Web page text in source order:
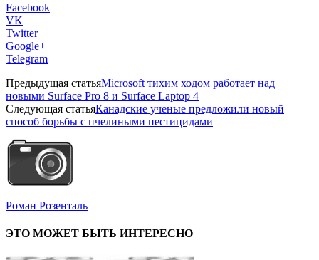
Facebook
VK
Twitter
Google+
Telegram
Предыдущая статьяMicrosoft тихим ходом работает над
новыми Surface Pro 8 и Surface Laptop 4
Следующая статьяКанадские ученые предложили новый
способ борьбы с пчелиными пестицидами
Роман Розенталь
ЭТО МОЖЕТ БЫТЬ ИНТЕРЕСНО